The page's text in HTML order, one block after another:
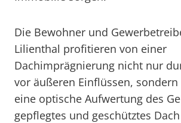
Die Bewohner und
Lilienthal profitieren von einer
Dachimprägnierung nicht nur
vor äußeren Einflüssen,
eine optische Aufwertung des
gepflegtes und geschütztes